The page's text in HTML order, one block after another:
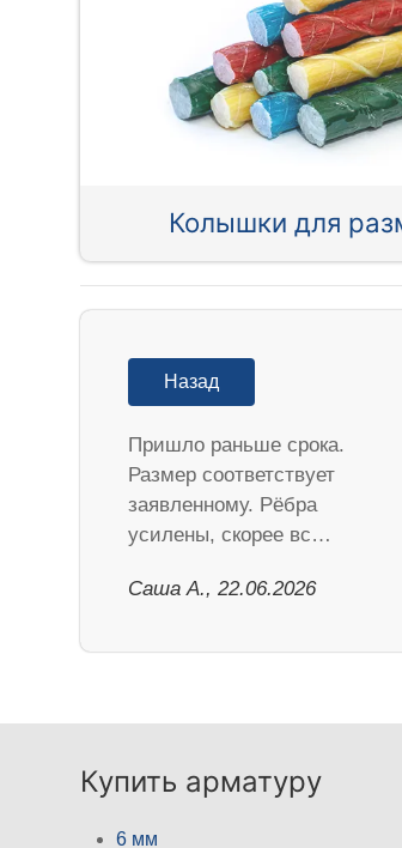
Колышки для
Назад
Пришло раньше срока.
Размер соответствует
заявленному. Рёбра
усилены, скорее вс…
Саша А., 22.06.2026
Купить арматуру
6 мм